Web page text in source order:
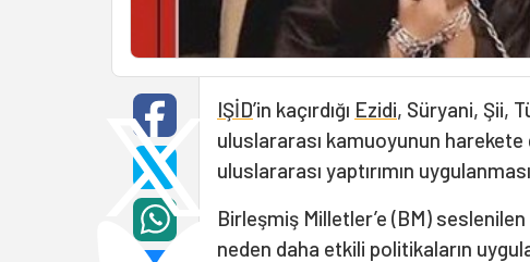
IŞİD’in kaçırdığı Ezidi, Süryani, Şii,
uluslararası kamuoyunun
uluslararası yaptırımın
Birleşmiş Milletler’e (BM) seslenilen
neden daha etkili politikaların